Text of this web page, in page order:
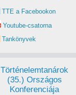
TTE a Facebookon
Youtube-csatorna
Tankönyvek
Történelemtanárok
(35.) Országos
Konferenciája